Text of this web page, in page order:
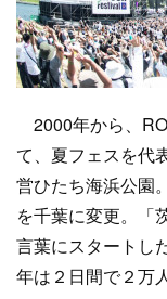
2000年から、
て、夏フェスを代
営ひたち海浜公園
を千葉に変更。「
言葉にスタートし
年は２日間で２万